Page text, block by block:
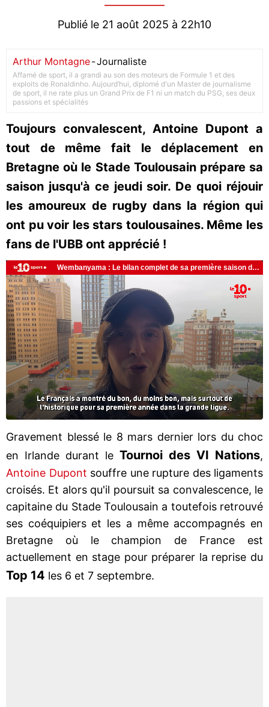
Publié le 21 août 2025 à 22h10
Arthur Montagne-Journaliste
Affamé de sport, il a grandi au son des moteurs de Formule 1 et des
exploits de Ronaldinho. Aujourd’hui, diplomé d'un Master de journalisme
de sport, il ne rate plus un Grand Prix de F1 ni un match du PSG, ses deux
passions et spécialités
Toujours convalescent, Antoine Dupont a
tout de même fait le déplacement en
Bretagne où le Stade Toulousain prépare sa
saison jusqu'à ce jeudi soir. De quoi réjouir
les amoureux de rugby dans la région qui
ont pu voir les stars toulousaines. Même les
fans de l'UBB ont apprécié !
Gravement blessé le 8 mars dernier lors du choc
en Irlande durant le Tournoi des VI Nations,
Antoine Dupont souffre une rupture des ligaments
croisés. Et alors qu'il poursuit sa convalescence, le
capitaine du Stade Toulousain a toutefois retrouvé
ses coéquipiers et les a même accompagnés en
Bretagne où le champion de France est
actuellement en stage pour préparer la reprise du
Top 14 les 6 et 7 septembre.